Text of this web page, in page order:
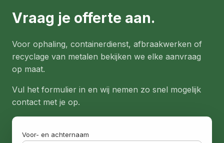
Voor- en achternaam
Vraag je offerte aan.
Voor ophaling, containerdienst, afbraakwerken of
recyclage van metalen bekijken we elke aanvraag
op maat.
Vul het formulier in en wij nemen zo snel mogelijk
contact met je op.